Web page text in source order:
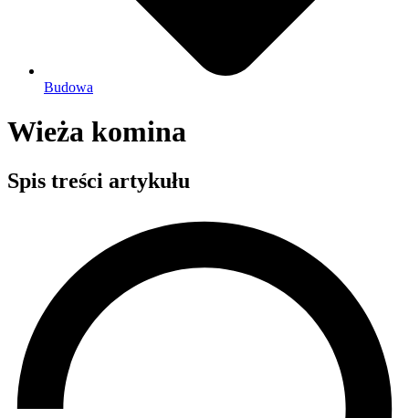
Budowa
Wieża komina
Spis treści artykułu